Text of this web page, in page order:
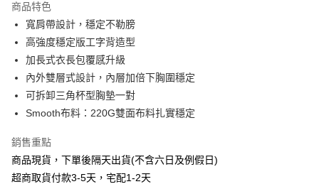
合作金庫商業銀行
華南商業銀行
上海商業儲蓄銀行
國泰世華商業銀行
臺灣中小企業銀行
台中商業銀行
匯豐（台灣）商業銀行
聯邦商業銀行
元大商業銀行
永豐商業銀行
台新國際商業銀行
台灣樂天信用卡公司
6 期 0 利率 每期
華南商業銀行
上海商業儲蓄銀行
國泰世華商業銀行
兆豐國際商業銀行
臺灣中小企業銀行
匯豐（台灣）商業銀行
華泰商業銀行
元大商業銀行
玉山商業銀行
星展（台灣）商業銀行
中國信託商業銀行
台灣樂天信用卡公司
超商取貨付款
LINE Pay
Apple Pay
街口支付
悠遊付
商品特色
寬肩帶設計，穩定不勒膀
高強度穩定版工字背造型
加長式衣長包覆感升級
內外雙層式設計，內層加倍下胸圍穩定
可拆卸三角杯型胸墊一對
Smooth布料：220G雙面布料扎實穩定
銷售重點
商品現貨，下單後隔天出貨(不含六日及例假日)
超商取貨付款3-5天，宅配1-2天